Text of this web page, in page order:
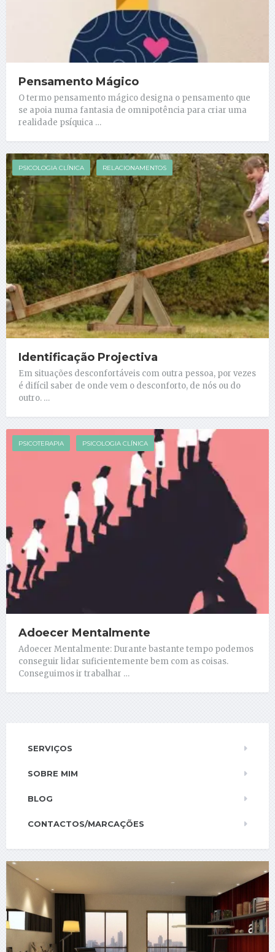
Pensamento Mágico
O termo pensamento mágico designa o pensamento que
se apoia numa fantasia de omnipotência para criar uma
realidade psíquica …
PSICOLOGIA CLÍNICA RELACIONAMENTOS
Identificação Projectiva
Em situações desconfortáveis com outra pessoa, por vezes
é difícil saber de onde vem o desconforto, de nós ou do
outro. …
PSICOTERAPIA PSICOLOGIA CLÍNICA
Adoecer Mentalmente
Adoecer Mentalmente: Durante bastante tempo podemos
conseguir lidar suficientemente bem com as coisas.
Conseguimos ir trabalhar …
SERVIÇOS
SOBRE MIM
BLOG
CONTACTOS/MARCAÇÕES